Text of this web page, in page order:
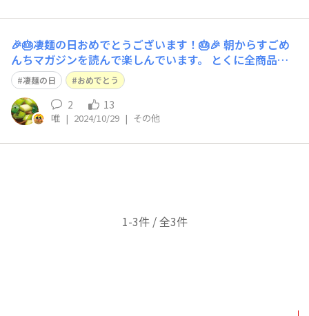
🎉🎂凄麺の日おめでとうございます！🎂🎉 朝からすごめ
んちマガジンを読んで楽しんでいます。 とくに全商品ペ
ージをじっくり見てしまう👀 楽しい冊子をありがとうご
ざいます💛 見ていると凄麺が食べたくなります・・・！
今日のお昼は絶対凄麺！！！
凄麺の日 おめでとう
2 13
唯 | 2024/10/29 | その他
1-3件 / 全3件